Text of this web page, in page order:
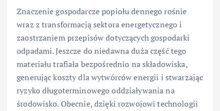
Znaczenie gospodarcze popiołu dennego rośnie
wraz z transformacją sektora energetycznego i
zaostrzaniem przepisów dotyczących gospodarki
odpadami. Jeszcze do niedawna duża część tego
materiału trafiała bezpośrednio na składowiska,
generując koszty dla wytwórców energii i stwarzając
ryzyko długoterminowego oddziaływania na
środowisko. Obecnie, dzięki rozwojowi technologii